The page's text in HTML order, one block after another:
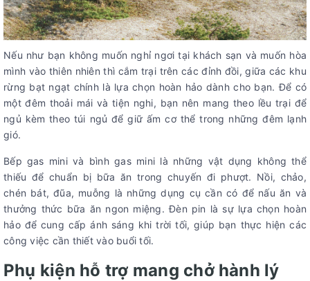
Nếu như bạn không muốn nghỉ ngơi tại khách sạn và muốn hòa
mình vào thiên nhiên thì cắm trại trên các đỉnh đồi, giữa các khu
rừng bạt ngạt chính là lựa chọn hoàn hảo dành cho bạn. Để có
một đêm thoải mái và tiện nghi, bạn nên mang theo lều trại để
ngủ kèm theo túi ngủ để giữ ấm cơ thể trong những đêm lạnh
gió.
Bếp gas mini và bình gas mini là những vật dụng không thể
thiếu để chuẩn bị bữa ăn trong chuyến đi phượt. Nồi, chảo,
chén bát, đũa, muỗng là những dụng cụ cần có để nấu ăn và
thưởng thức bữa ăn ngon miệng. Đèn pin là sự lựa chọn hoàn
hảo để cung cấp ánh sáng khi trời tối, giúp bạn thực hiện các
công việc cần thiết vào buổi tối.
Phụ kiện hỗ trợ mang chở hành lý